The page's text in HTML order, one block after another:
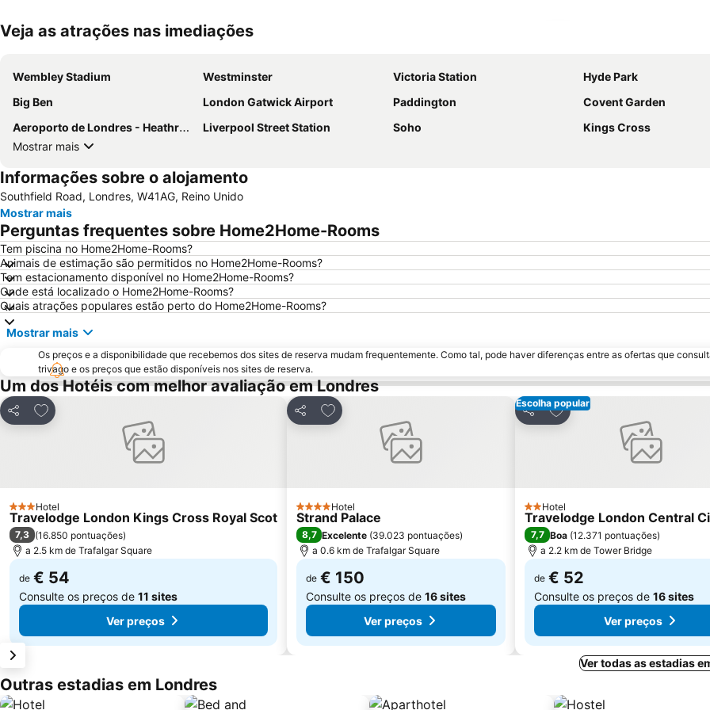
Veja as atrações nas imediações
Wembley Stadium Westminster Victoria Station
Hyde Park
Big Ben
London Gatwick Airport Paddington
Covent Garden
Aeroporto de Londres - Heathrow
Liverpool Street Station Soho
Kings Cross
Mostrar mais
Informações sobre o alojamento
Southfield Road, Londres, W41AG, Reino Unido
Mostrar mais
Perguntas frequentes sobre Home2Home-Rooms
Tem piscina no Home2Home-Rooms?
Animais de estimação são permitidos no Home2Home-Rooms?
Tem estacionamento disponível no Home2Home-Rooms?
Onde está localizado o Home2Home-Rooms?
Quais atrações populares estão perto do Home2Home-Rooms?
Mostrar mais
Os preços e a disponibilidade que recebemos dos sites de reserva mudam frequentemente. Como tal, pode haver diferenças entre as ofertas que
trivago e os preços que estão disponíveis nos sites de reserva.
Um dos Hotéis com melhor avaliação em Londres
Partilhar
Adicionar aos favoritos
3 Estrelas
Hotel
Travelodge London Kings Cross Royal Scot
7,3 (16.850 pontuações)
a 2.5 km de Trafalgar Square
de € 54
Consulte os preços de 11 sites
Ver preços
Partilhar
Adicionar aos favoritos
4 Estrelas
Hotel
Strand Palace
8,7 Excelente (39.023 pontuações)
a 0.6 km de Trafalgar Square
de € 150
Consulte os preços de 16 sites
Ver preços
Escolha popular
Partilhar
Adicionar aos favoritos
2 Estrelas
Hotel
Travelodge London Central
7,7 Boa (12.371 pontuações)
a 2.2 km de Tower Bridge
de € 52
Consulte os preços de 16 sites
Ver preços
Ver todas as estadias
Outras estadias em Londres